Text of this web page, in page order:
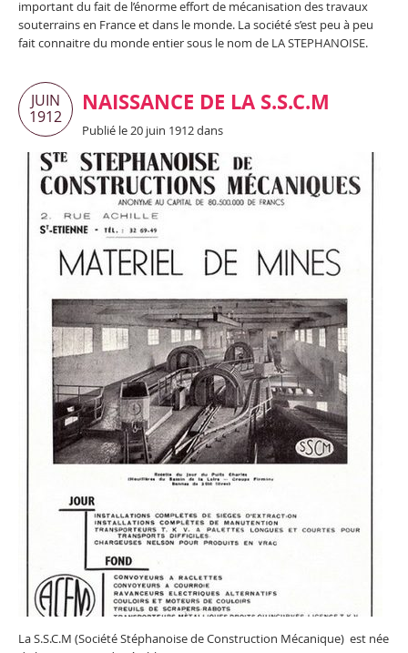
important du fait de l’énorme effort de mécanisation des travaux
souterrains en France et dans le monde. La société s’est peu à peu
fait connaitre du monde entier sous le nom de LA STEPHANOISE.
JUIN
1912
NAISSANCE DE LA S.S.C.M
Publié le 20 juin 1912 dans
La S.S.C.M (Société Stéphanoise de Construction Mécanique) est née